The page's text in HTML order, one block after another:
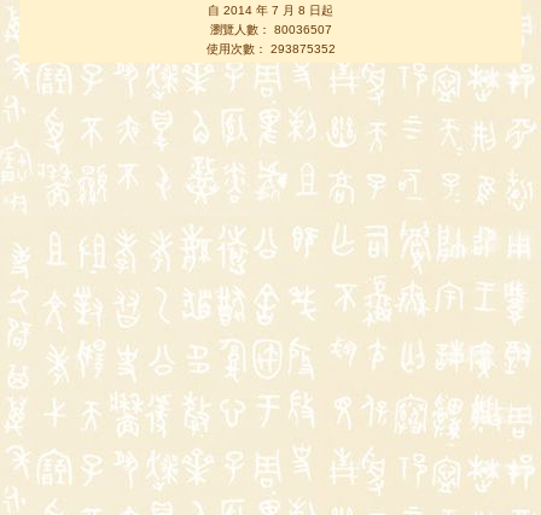
自 2014 年 7 月 8 日起
瀏覽人數： 80036507
使用次數： 293875352